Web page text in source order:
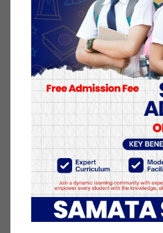
निमन्त्रणा नै नआएको बताए।
‘हामी बैठकमा जाँदैनौं,’उनले
छैन, सञ्चारमाध्यममा सुनेकै
१४ आश्विन २०७८, बिहीबार प्रकाशित